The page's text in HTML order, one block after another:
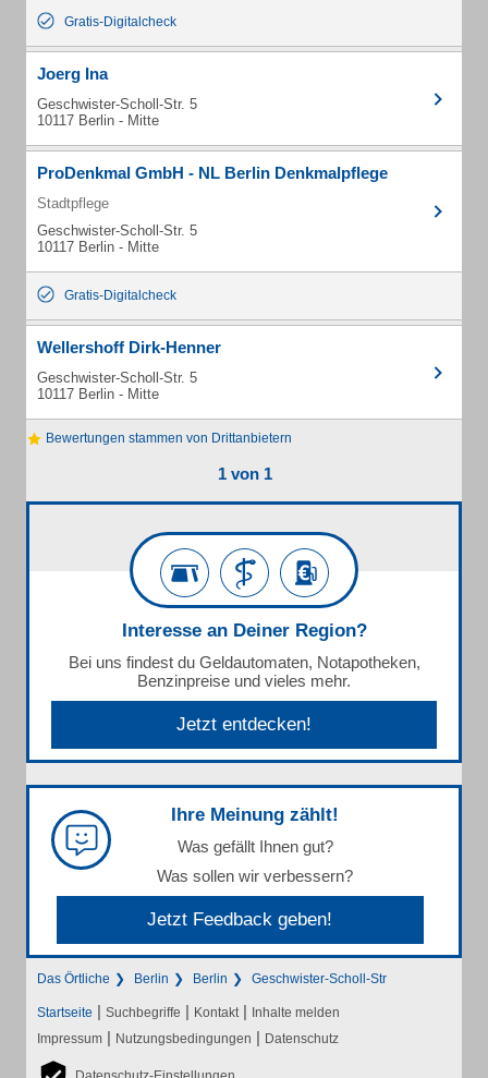
Gratis-Digitalcheck
Joerg Ina
Geschwister-Scholl-Str. 5
10117 Berlin - Mitte
ProDenkmal GmbH - NL Berlin Denkmalpflege
Stadtpflege
Geschwister-Scholl-Str. 5
10117 Berlin - Mitte
Gratis-Digitalcheck
Wellershoff Dirk-Henner
Geschwister-Scholl-Str. 5
10117 Berlin - Mitte
Bewertungen stammen von Drittanbietern
1 von 1
Interesse an Deiner Region?
Bei uns findest du Geldautomaten, Notapotheken,
Benzinpreise und vieles mehr.
Jetzt entdecken!
Ihre Meinung zählt!
Was gefällt Ihnen gut?
Was sollen wir verbessern?
Jetzt Feedback geben!
Das Örtliche Berlin Berlin Geschwister-Scholl-Str
Startseite | Suchbegriffe | Kontakt | Inhalte melden
Impressum | Nutzungsbedingungen | Datenschutz